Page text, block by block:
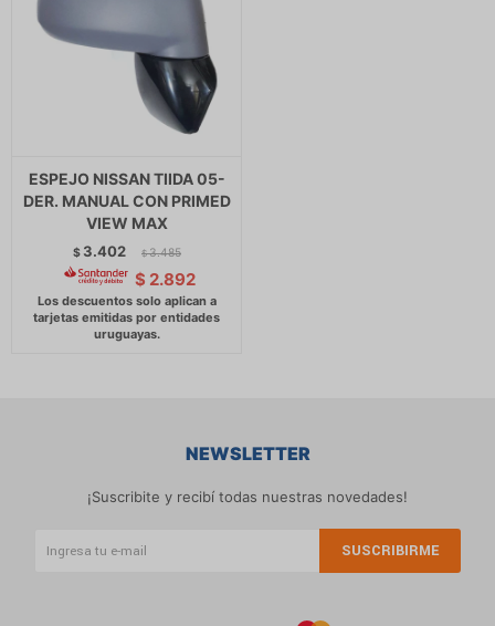
ESPEJO NISSAN TIIDA 05-
DER. MANUAL CON PRIMED
VIEW MAX
$ 3.402 $ 3.485
$ 2.892
NEWSLETTER
¡Suscribite y recibí todas nuestras novedades!
SUSCRIBIRME